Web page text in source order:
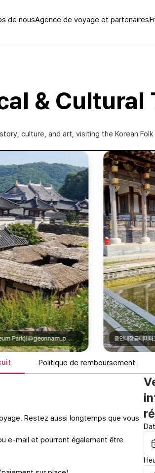
de nousAgence de voyage et partenaires
& Cultural
culture, and art, visiting the Korean Folk
Park)|@geonnam_p
용인대장금테
Politique de remboursement
Restez aussi longtemps que vous
e-mail et pourront également être